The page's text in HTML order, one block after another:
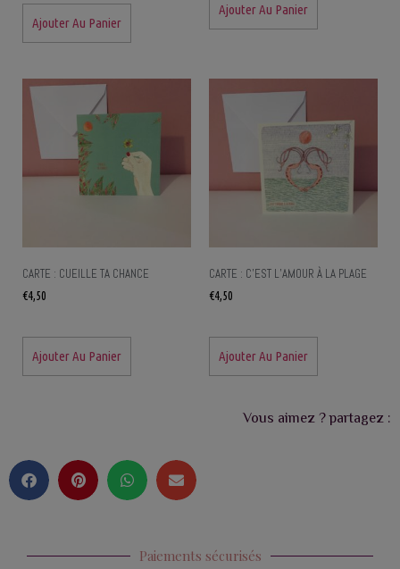
Ajouter Au Panier
Ajouter Au Panier
CARTE : CUEILLE TA CHANCE
€4,50
Ajouter Au Panier
CARTE : C’EST L’AMOUR À LA PLAGE
€4,50
Ajouter Au Panier
Vous aimez ? partagez :
Paiements sécurisés